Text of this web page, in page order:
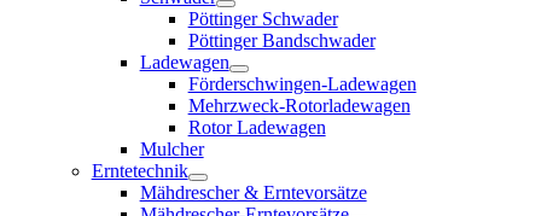
Pöttinger Schwader
Pöttinger Bandschwader
Ladewagen
Förderschwingen-Ladewagen
Mehrzweck-Rotorladewagen
Rotor Ladewagen
Mulcher
Erntetechnik
Mähdrescher & Erntevorsätze